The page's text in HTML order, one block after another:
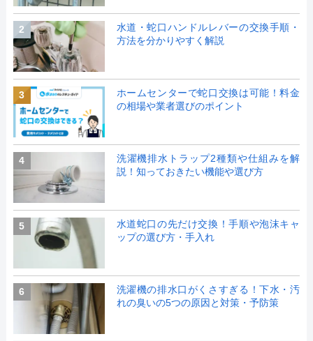
2
水道・蛇口ハンドルレバーの交換手順・
方法を分かりやすく解説
3
ホームセンターで蛇口交換は可能！料金
の相場や業者選びのポイント
4
洗濯機排水トラップ2種類や仕組みを解
説！知っておきたい機能や選び方
5
水道蛇口の先だけ交換！手順や泡沫キャ
ップの選び方・手入れ
6
洗濯機の排水口がくさすぎる！下水・汚
れの臭いの5つの原因と対策・予防策